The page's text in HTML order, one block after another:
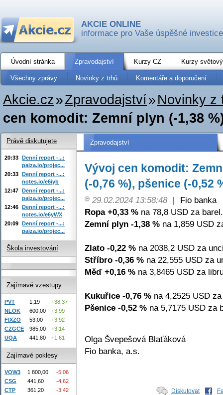
AKCIE ONLINE
informace pro Vaše úspěšné investice
Úvodní stránka Zpravodajství Kurzy CZ Kurzy
Všechny zprávy Novinky z trhů Komentáře a doporučení
Akcie.cz»Zpravodajství» Novinky z
cen komodit: Zemní plyn (-1,38
Zpravodajství
Vývoj cen komodit:
(-0,76 %), pšenice (-0,52
29.02.2024 13:58:48 |
Fio banka
Ropa +0,33 % na 78,8 USD za barel.
Zemní plyn -1,38 % na 1,859 USD
Zlato -0,22 % na 2038,2 USD za
Stříbro -0,36 % na 22,555 USD za
Měď +0,16 % na 3,8465 USD za
Kukuřice -0,76 % na 4,2525 USD
Pšenice -0,52 % na 5,7175 USD za
Olga Švepešová Blaťáková
Fio banka, a.s.
Diskutovat
Právě diskutujete
20:33 Denní report -...:
paiza.io/projec...
20:33 Denní report -...:
notes.io/e6iyb
12:47 Denní report -...:
paiza.io/projec...
12:46 Denní report -...:
notes.io/e6yWX
20:09 Denní report -...:
paiza.io/projec...
Škola investování
Zajímavé vzestupy
PVT 1,19
+38,37
NLOK
600,00
+3,99
FIXZO
53,00
+3,92
CZGCE
985,00
+3,14
UQA
441,80 +1,61
Zajímavé poklesy
VOW3 1 800,00
-5,06
CSG
441,60
-4,62
CTP
361,20
-3,42